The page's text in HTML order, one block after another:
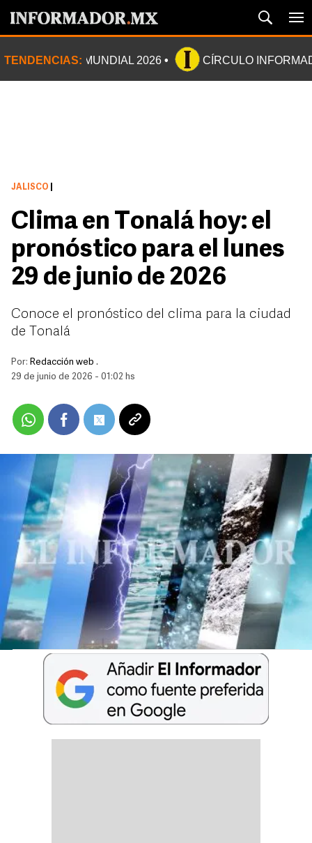
TENDENCIAS: MUNDIAL 2026 CÍRCULO
JALISCO
Clima en Tonalá hoy: el
pronóstico para el lunes
29 de junio de 2026
Conoce el pronóstico del clima para la ciudad
de Tonalá
Por: Redacción web .
29 de junio de 2026 - 01:02 hs